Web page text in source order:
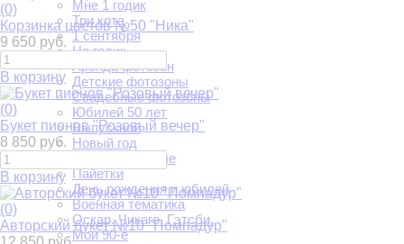
Мне 1 годик
Три кота
1 сентября
На годик
Аренда фотозон
Детские фотозоны
Свадебные фотозоны
Юбилей 50 лет
Выпускной
Новый год
В русском стиле
Пайетки
День рождения и юбилей
Военная тематика
Оскар. Чикаго. Гэтсби.
Мои 90-е
(0)
Корзинка цветов №50 "Ника"
9 650 руб.
В корзину
(0)
Букет пионов "Розовый вечер"
8 850 руб.
В корзину
(0)
Авторский букет №10 "Помпадур"